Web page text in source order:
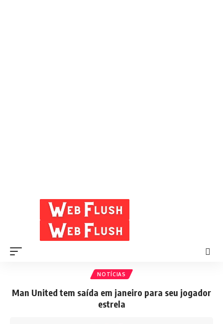
NOTÍCIAS
Man United tem saída em janeiro para seu jogador
estrela